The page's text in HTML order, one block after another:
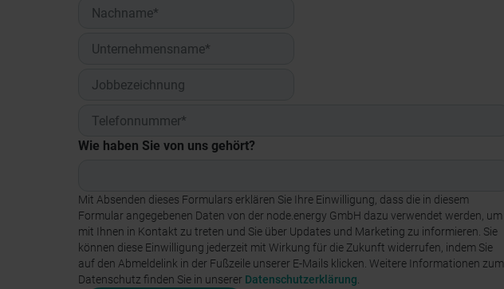
Wie haben Sie von uns gehört?
Mit Absenden dieses Formulars erklären Sie Ihre Einwilligung, dass die in diesem
Formular angegebenen Daten von der node.energy GmbH dazu verwendet werden, um
mit Ihnen in Kontakt zu treten und Sie über Updates und Marketing zu informieren. Sie
können diese Einwilligung jederzeit mit Wirkung für die Zukunft widerrufen, indem Sie
auf den Abmeldelink in der Fußzeile unserer E-Mails klicken. Weitere Informationen zum
Datenschutz finden Sie in unserer Datenschutzerklärung